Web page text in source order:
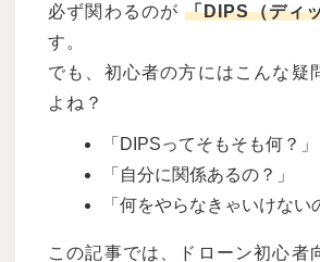
必ず関わるのが 「DIPS（ディ
す。
でも、初心者の方にはこんな疑
よね？
「 DIPSってそもそも何？」
「自分に関係あるの？」
「何をやらなきゃいけない
この記事では、ドローン初心者